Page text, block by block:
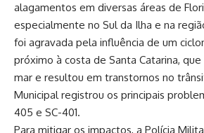
alagamentos em diversas áreas de
especialmente no Sul da Ilha e na
foi agravada pela influência de um
próximo à costa de Santa Catarina,
mar e resultou em transtornos no
Municipal registrou os principais
405 e SC-401.
Para mitigar os impactos, a Polícia